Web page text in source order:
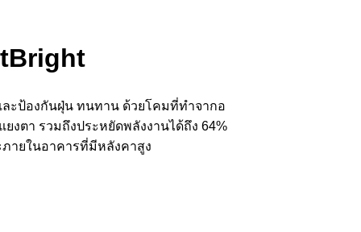
ะป้องกันฝุ่น ทนทาน ด้วยโคมที่ทำจากอ
งตา รวมถึงประหยัดพลังงานได้ถึง 64%
ายในอาคารที่มีหลังคาสูง